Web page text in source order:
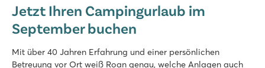
Jetzt Ihren Campingurlaub im
September buchen
Mit über 40 Jahren Erfahrung und einer persönlichen
Betreuung vor Ort weiß Roan genau, welche Anlagen auch